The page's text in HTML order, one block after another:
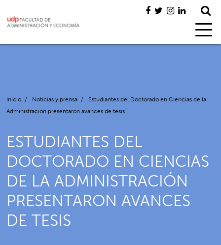
Inicio / Noticias y prensa /
Estudiantes del Doctorado en Ciencias de la
Administración presentaron avances de tesis
ESTUDIANTES DEL
DOCTORADO EN CIENCIAS
DE LA ADMINISTRACIÓN
PRESENTARON AVANCES
DE TESIS